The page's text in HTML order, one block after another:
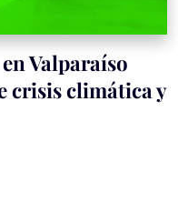
Valparaíso
crisis climática y